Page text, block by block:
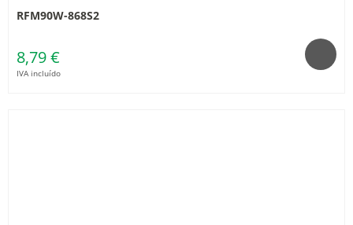
RFM90W-868S2
8,79 €
IVA incluído